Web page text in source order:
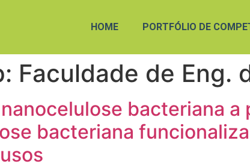
HOME PORTFÓLIO DE
Faculdade de Eng.
bacteriana a
bacteriana